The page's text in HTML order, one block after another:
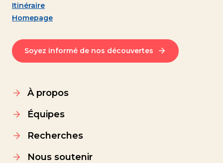
Itinéraire
Homepage
Soyez informé de nos découvertes
À propos
Équipes
Recherches
Nous soutenir